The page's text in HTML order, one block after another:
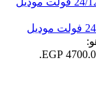
تونجر شحن وتقويم مارش من 200/30 امبير 24/12 فولت موديل